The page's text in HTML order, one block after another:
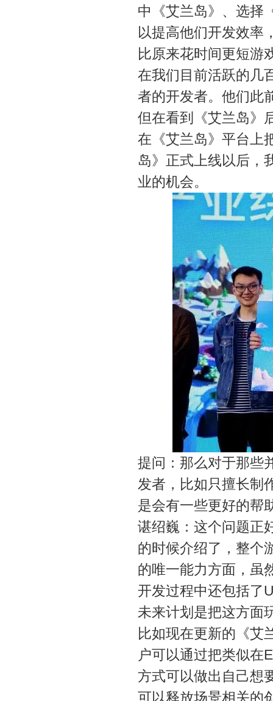
中《艾兰岛》、选择
以提高他们开发效率
比原来花时间更短游
在我们目前活跃的几
者的开发者。他们此
但在看到《艾兰岛》
在《艾兰岛》平台上
岛》正式上线以后，
业的机会。
提问：那么对于那些
发者，比如只擅长制
是会有一些更好的帮
谌绍巍：这个问题正
的时候介绍了，整个
的唯一能力方面，虽
开发过程中还包括了
未来计划是把这方面
比如现在更新的《艾
户可以通过把类似在
方式可以做出自己想
可以释放场景相关的